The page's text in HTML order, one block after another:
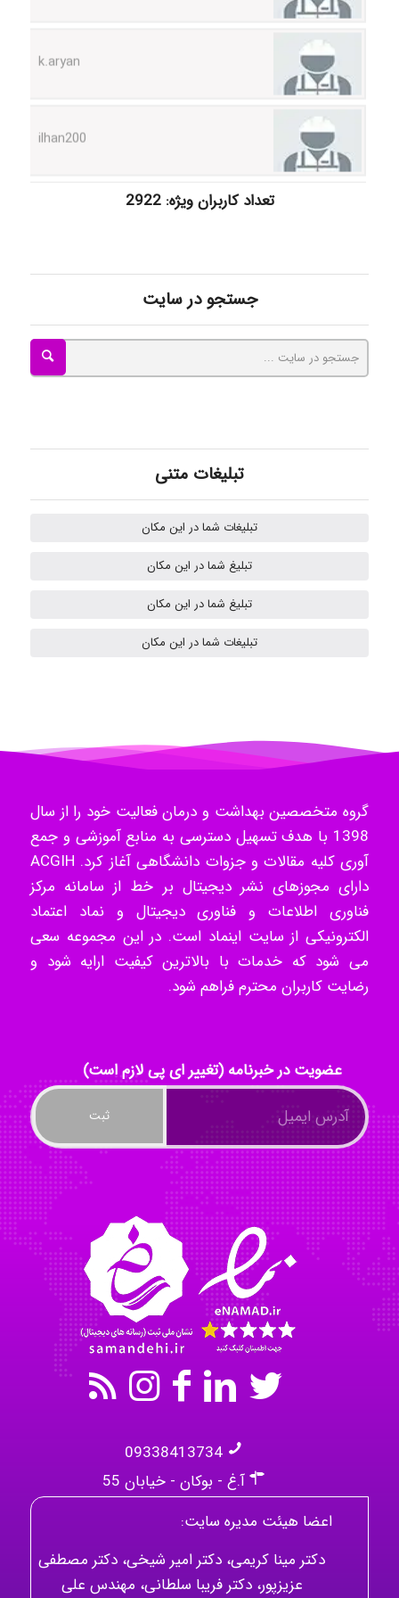
Tavan
ilhan200
Radman Amini
Tavan
akhtar shahsavandi
kimiya zirakpoor
تعداد کاربران ویژه: 2922
جستجو در سایت
تبلیغات متنی
تبلیغات شما در این مکان
تبلیغ شما در این مکان
تبلیغ شما در این مکان
تبلیغات شما در این مکان
گروه متخصصین بهداشت و درمان فعالیت خود را از سال
1398 با هدف تسهیل دسترسی به منابع آموزشی و جمع
آوری کلیه مقالات و جزوات دانشگاهی آغاز کرد. ACGIH
دارای مجوزهای نشر دیجیتال بر خط از سامانه مرکز
فناوری اطلاعات و فناوری دیجیتال و نماد اعتماد
الکترونیکی از سایت اینماد است. در این مجموعه سعی
می شود که خدمات با بالاترین کیفیت ارایه شود و
رضایت کاربران محترم فراهم شود.
عضویت در خبرنامه (تغییر ای پی لازم است)
09338413734
آ.غ - بوکان - خیابان 55
اعضا هیئت مدیره سایت:
دکتر مینا کریمی، دکتر امیر شیخی، دکتر مصطفی
عزیزپور، دکتر فریبا سلطانی، مهندس علی